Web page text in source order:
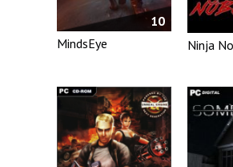
10
MindsEye
Ninja